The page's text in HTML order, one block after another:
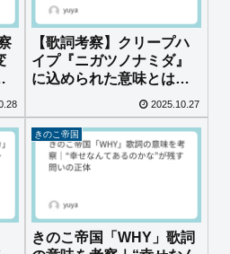
【歌詞考察】クリープハ
イプ『ニガツノナミダ』
に込められた意味とは？
Wi‑Fiや速度制限の真意を
読み解く
2025.10.27
きのこ帝国
きのこ帝国「WHY」歌詞